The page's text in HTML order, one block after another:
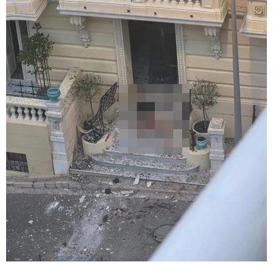
თბილისი - ჰერაკლიონი 1540.90
ლარიდან
თბილისი - ბუდაპეშტი 942.70
ლარიდან
თბილისი - რომი 1364.80 ლარიდან